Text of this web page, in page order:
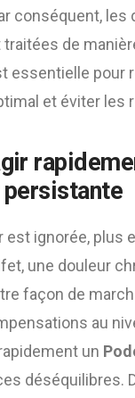
conséquent, les
de
essentielle pour
et éviter les
est ignorée, plus
une douleur
façon de
au
un
déséquilibres.